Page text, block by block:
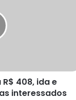
408, ida e
interessados